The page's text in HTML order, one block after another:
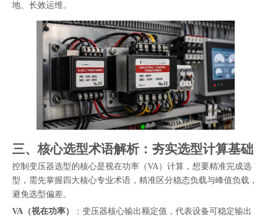
地、长效运维。
三、核心选型术语解析：夯实选型计算基础
控制变压器选型的核心是视在功率（VA）计算，想要精准完成选
型，需先掌握四大核心专业术语，精准区分稳态负载与峰值负载，
避免选型偏差。
VA（视在功率）
：变压器核心输出额定值，代表设备可稳定输出